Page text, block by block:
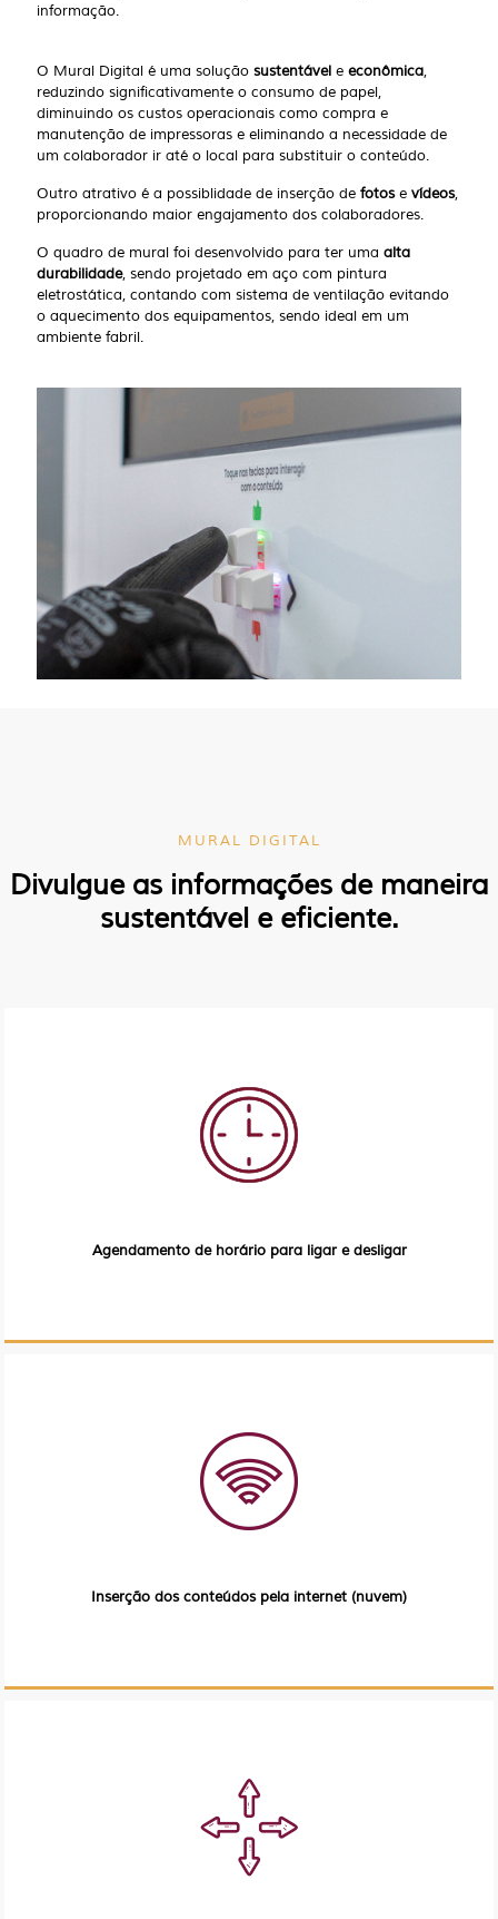
informação.
O Mural Digital é uma solução sustentável e econômica,
reduzindo significativamente o consumo de papel,
diminuindo os custos operacionais como compra e
manutenção de impressoras e eliminando a necessidade de
um colaborador ir até o local para substituir o conteúdo.
Outro atrativo é a possiblidade de inserção de fotose vídeos,
proporcionando maior engajamento dos colaboradores.
O quadro de mural foi desenvolvido para ter uma alta
durabilidade, sendo projetado em aço com pintura
eletrostática, contando com sistema de ventilação evitando
o aquecimento dos equipamentos, sendo ideal em um
ambiente fabril.
MURAL DIGITAL
Divulgue as informações de maneira
sustentável e eficiente.
Agendamento de horário para ligar e desligar
Inserção dos conteúdos pela internet (nuvem)